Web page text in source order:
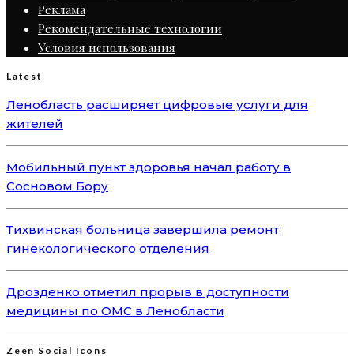
Реклама
Рекомендательные технологии
Условия использования
Latest
Ленобласть расширяет цифровые услуги для
жителей
Мобильный пункт здоровья начал работу в
Сосновом Бору
Тихвинская больница завершила ремонт
гинекологического отделения
Дрозденко отметил прорыв в доступности
медицины по ОМС в Ленобласти
Zeen Social Icons